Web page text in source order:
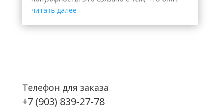
читать далее
Телефон для заказа
+7 (903) 839-27-78